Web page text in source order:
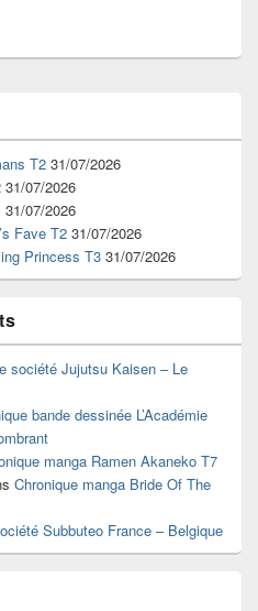
T2 31/07/2026
31/07/2026
31/07/2026
Fave T2 31/07/2026
Princess T3 31/07/2026
société Jujutsu Kaisen – Le
bande dessinée L’Académie
manga Ramen Akaneko T7
Chronique manga Bride Of The
Subbuteo France – Belgique